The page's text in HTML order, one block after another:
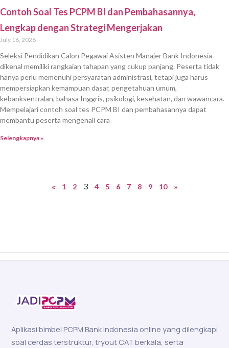
Contoh Soal Tes PCPM BI dan Pembahasannya,
Lengkap dengan Strategi Mengerjakan
July 16, 2026
Seleksi Pendidikan Calon Pegawai Asisten Manajer Bank Indonesia
dikenal memiliki rangkaian tahapan yang cukup panjang. Peserta tidak
hanya perlu memenuhi persyaratan administrasi, tetapi juga harus
mempersiapkan kemampuan dasar, pengetahuan umum,
kebanksentralan, bahasa Inggris, psikologi, kesehatan, dan wawancara.
Mempelajari contoh soal tes PCPM BI dan pembahasannya dapat
membantu peserta mengenali cara
Selengkapnya »
« 1 2 3 4 5 6 7 8 9 10 »
Aplikasi bimbel PCPM Bank Indonesia online yang dilengkapi
soal cerdas terstruktur, tryout CAT berkala, serta